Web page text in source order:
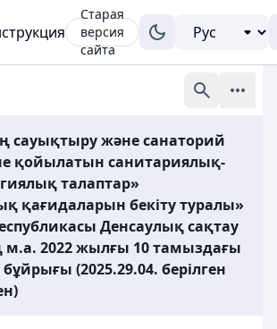
Старая
версия
сайта
сауықтыру және санаторий
қойылатын санитариялық-
талаптар»
қағидаларын бекіту туралы»
Денсаулық сақтау
м.а. 2022 жылғы 10 тамыздағы
(2025.29.04. берілген